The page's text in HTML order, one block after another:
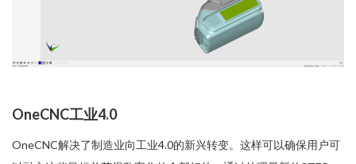
OneCNC工业4.0
OneCNC解决了制造业向工业4.0的新兴转变。这样可以确保用户可